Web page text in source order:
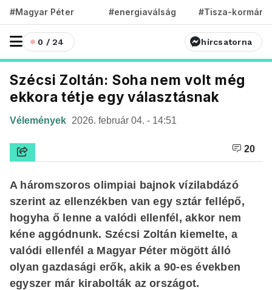
#Magyar Péter #energiaválság #Tisza-kormány
0 / 24 hírcsatorna
Szécsi Zoltán: Soha nem volt még
ekkora tétje egy választásnak
Vélemények 2026. február 04. - 14:51
20
A háromszoros olimpiai bajnok vízilabdázó
szerint az ellenzékben van egy sztár fellépő,
hogyha ő lenne a valódi ellenfél, akkor nem
kéne aggódnunk. Szécsi Zoltán kiemelte, a
valódi ellenfél a Magyar Péter mögött álló
olyan gazdasági erők, akik a 90-es években
egyszer már kirabolták az országot.